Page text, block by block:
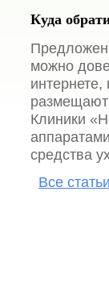
Куда
можно
размещают
Клиники
средства
Все